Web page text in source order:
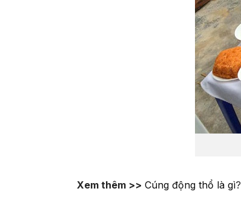
Xem thêm >> Cúng động thổ là gì?